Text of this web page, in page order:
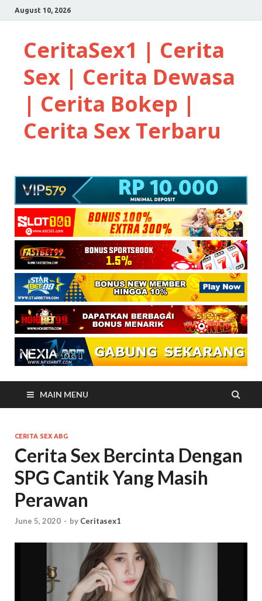
August 10, 2026
CeritaSex1 | Cerita
Sex | Cerita Dewasa
| Cerita Bokep |
Cerita Sex Terbaru
MAIN MENU
CERITA SEX ABG
Cerita Sex Bercinta Dengan
SPG Cantik Yang Masih
Perawan
June 5, 2020 - by Ceritasex1